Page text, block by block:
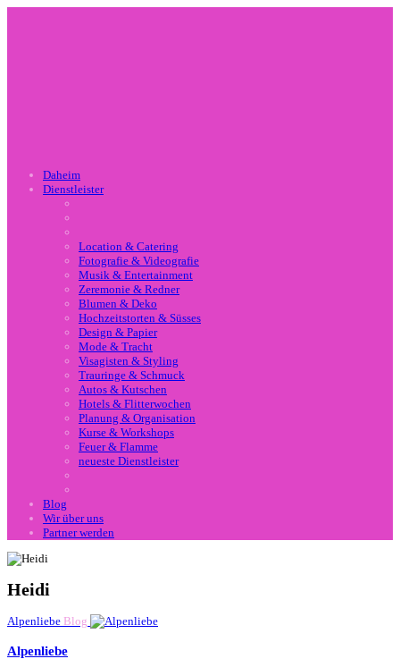
Daheim
Dienstleister
Location & Catering
Fotografie & Videografie
Musik & Entertainment
Zeremonie & Redner
Blumen & Deko
Hochzeitstorten & Süsses
Design & Papier
Mode & Tracht
Visagisten & Styling
Trauringe & Schmuck
Autos & Kutschen
Hotels & Flitterwochen
Planung & Organisation
Kurse & Workshops
Feuer & Flamme
neueste Dienstleister
Blog
Wir über uns
Partner werden
Heidi
Alpenliebe Blog
Alpenliebe